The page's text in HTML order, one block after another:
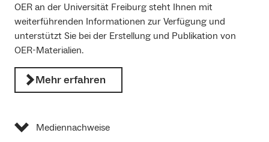
OER an der Universität Freiburg steht Ihnen mit
weiterführenden Informationen zur Verfügung und
unterstützt Sie bei der Erstellung und Publikation von
OER-Materialien.
Mehr erfahren
Mediennachweise